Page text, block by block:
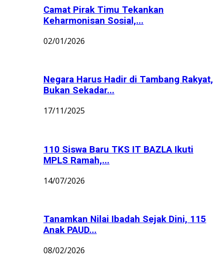
Camat Pirak Timu Tekankan
Keharmonisan Sosial,...
02/01/2026
Negara Harus Hadir di Tambang Rakyat,
Bukan Sekadar...
17/11/2025
110 Siswa Baru TKS IT BAZLA Ikuti
MPLS Ramah,...
14/07/2026
Tanamkan Nilai Ibadah Sejak Dini, 115
Anak PAUD...
08/02/2026